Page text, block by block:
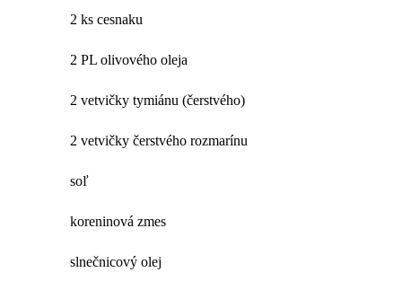
2 ks cesnaku
2 PL olivového oleja
2 vetvičky tymiánu (čerstvého)
2 vetvičky čerstvého rozmarínu
soľ
koreninová zmes
slnečnicový olej